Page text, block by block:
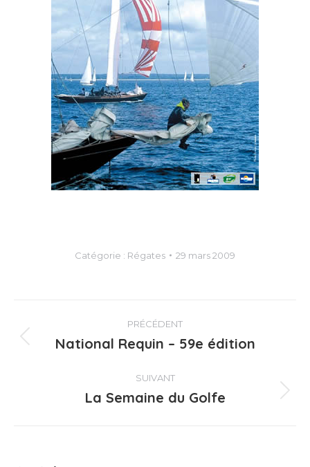
Catégorie : Régates 29 mars 2009
Navigation
article
PRÉCÉDENT
Article
:
National Requin – 59e édition
SUIVANT
Article
La Semaine du Golfe